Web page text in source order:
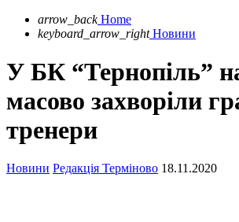
arrow_back Home
keyboard_arrow_right Новини
У БК “Тернопіль”
масово захворіли
тренери
Новини Редакція Терміново 18.11.2020